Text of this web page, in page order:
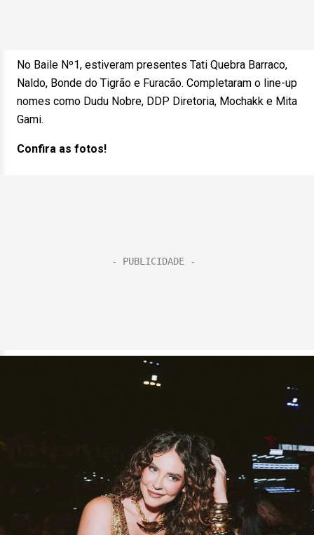
No Baile Nº1, estiveram presentes Tati Quebra Barraco,
Naldo, Bonde do Tigrão e Furacão. Completaram o line-up
nomes como Dudu Nobre, DDP Diretoria, Mochakk e Mita
Gami.
Confira as fotos!